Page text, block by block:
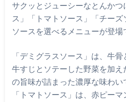
サクッとジューシーなとんか
ス」「トマトソース」「チー
ソースを選べるメニューが登場
「デミグラスソース」は、牛骨
牛すじとソテーした野菜を加
の旨味が詰まった濃厚な味わい
「トマトソース」は、赤ピー